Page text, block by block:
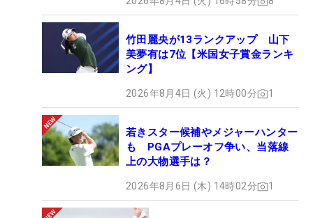
竹田麗央が13ランクアップ 山下
美夢有は7位【米国女子賞金ランキ
ング】
2026年8月4日 (火) 12時00分 1
若きスター候補やメジャーハンター
も PGAプレーオフ争い、当落線
上の大物選手は？
2026年8月6日 (木) 14時02分 1